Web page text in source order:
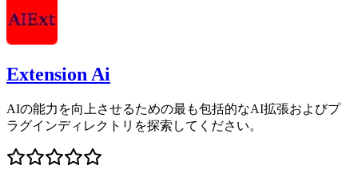
Extension Ai
AIの能力を向上させるための最も包括的なAI拡張およびプ
ラグインディレクトリを探索してください。